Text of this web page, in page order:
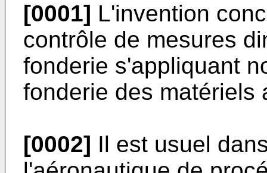
[0001] L'invention
contrôle de mesures
fonderie s'appliquant
fonderie des matériels
[0002] Il est usuel